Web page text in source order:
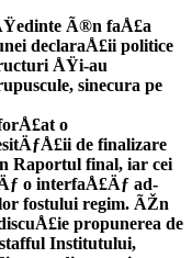
Ã®n faÅ£a
declaraÅ£ii politice
ÅŸi-au
sinecura pe
o
de finalizare
Raportul final, iar cei
o interfaÅ£Äƒ ad-
fostului regim. ÃŽn
propunerea de
Institutului,